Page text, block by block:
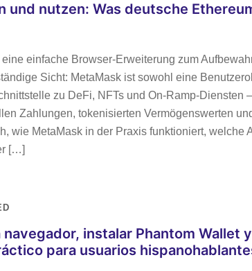
und nutzen: Was deutsche
einfache Browser-Erweiterung zum
Sicht: MetaMask ist sowohl eine
zu DeFi, NFTs und On‑Ramp‑Diensten
Zahlungen, tokenisierten Vermögenswerten
wie MetaMask in der Praxis funktioniert, welche
[…]
instalar Phantom Wallet
para usuarios